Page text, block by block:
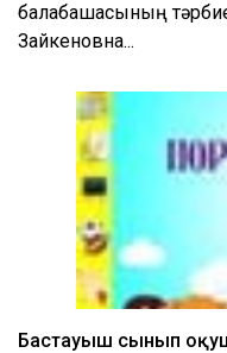
балабақшасының
Зайкеновна...
Бастауыш сынып